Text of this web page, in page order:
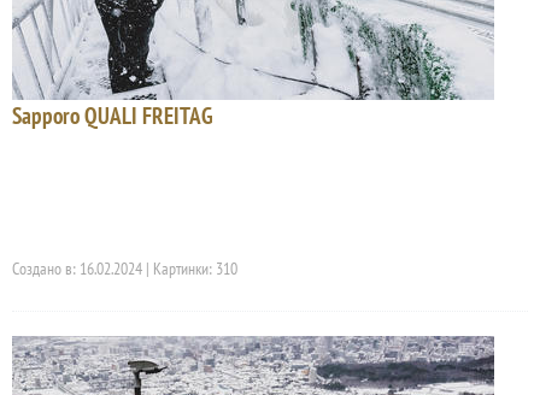
Sapporo QUALI FREITAG
Создано в: 16.02.2024 | Картинки: 310